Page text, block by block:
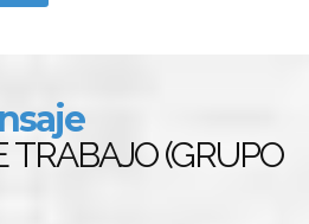
TRABAJO (GRUPO